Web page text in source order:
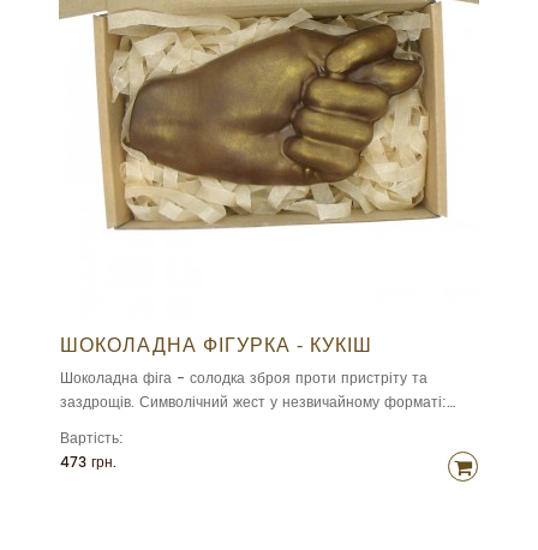
ШОКОЛАДНА ФІГУРКА - КУКІШ
Шоколадна фіга - солодка зброя проти пристріту та
заздрощів. Символічний жест у незвичайному форматі:
смачний бельгійський шоколад та щіпка гумору
Вартість:
473 грн.